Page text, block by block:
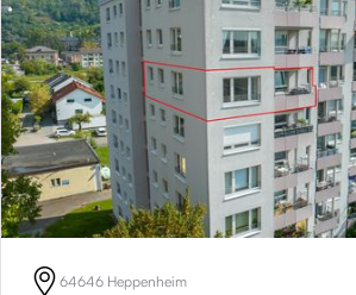
64646 Heppenheim